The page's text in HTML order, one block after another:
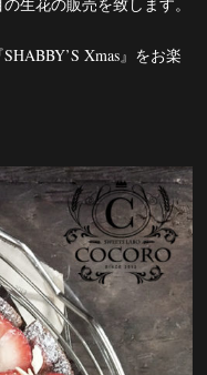
Xmas』をお楽